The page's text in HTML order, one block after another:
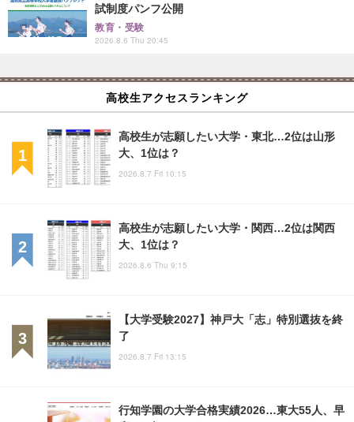
試制度パンフ公開
教育・受験
2026.8.6 Thu 20:45
高校生アクセスランキング
高校生が志願したい大学・東北…2位は山形
大、1位は？
2026.8.7 Fri 10:15
高校生が志願したい大学・関西…2位は関西
大、1位は？
2026.8.6 Thu 9:15
【大学受験2027】神戸大「志」特別選抜を終
了
2026.8.7 Fri 13:15
行知学園の大学合格実績2026…東大55人、早